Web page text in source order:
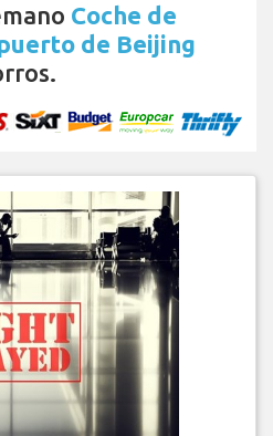
Coche de
de Beijing